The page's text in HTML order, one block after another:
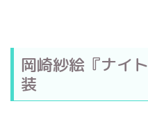
岡崎紗絵『ナイ
装